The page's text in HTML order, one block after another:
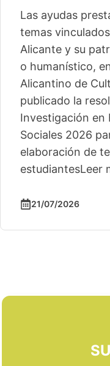
Las ayudas
temas
Alicante y su
o humanístico,
Alicantino de
publicado la
Investigación en
Sociales 2026
elaboración de
estudiantesLeer
21/07/2026